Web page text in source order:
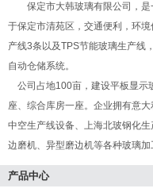
保定市大韩玻璃有限公司，
于保定市清苑区，交通便利，环
产线3条以及TPS节能玻璃生产线
自动仓储系统。
公司占地100亩，建设平板显示
座、综合库房一座。企业拥有意
中空生产线设备、上海北玻钢化
边磨机、异型磨边机等各种玻璃加
产品中心